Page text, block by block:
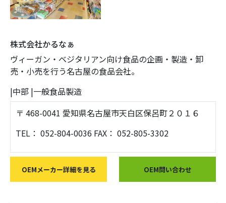
株式会社かるなぁ
ヴィーガン・ベジタリアン向け食品の企画・製造・卸
売・小売を行う名古屋の食品会社。
|中部 |一般食品製造
〒 468-0041 愛知県名古屋市天白区保呂町２０１６
TEL： 052-804-0036 FAX： 052-805-3302
OEMメーカー詳細を見る OEM問い合わせ